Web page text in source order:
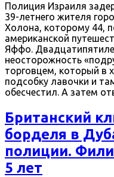
Полиция Израиля
39-летнего жителя
Холона, которому 44,
американской
Яффо.
неосторожность
торговцем, который в
подсобку лавочки и
обесчестил. А затем
Британский
борделя в
полиции.
5 лет